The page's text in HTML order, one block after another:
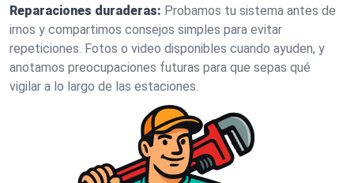
Reparaciones duraderas: Probamos tu sistema antes de
irnos y compartimos consejos simples para evitar
repeticiones. Fotos o video disponibles cuando ayuden, y
anotamos preocupaciones futuras para que sepas qué
vigilar a lo largo de las estaciones.